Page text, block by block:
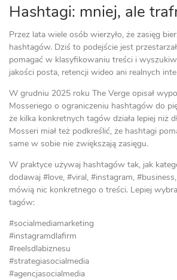
Hashtagi: mniej, ale
Przez lata wiele osób wierzyło, że zasięg
hashtagów. Dziś to podejście jest
pomagać w klasyfikowaniu treści i
jakości posta, retencji wideo ani realnych
W grudniu 2025 roku The Verge opisał
Mosseriego o ograniczeniu hashtagów do
że kilka konkretnych tagów działa lepiej niż
Mosseri miał też podkreślić, że hashtagi
same w sobie nie zwiększają zasięgu.
W praktyce używaj hashtagów tak, jak
dodawaj #love, #viral, #instagram,
mówią nic konkretnego o treści. Lepiej
tagów:
#socialmediamarketing
#instagramdlafirm
#reelsdlabiznesu
#strategiasocialmedia
#agencjasocialmedia